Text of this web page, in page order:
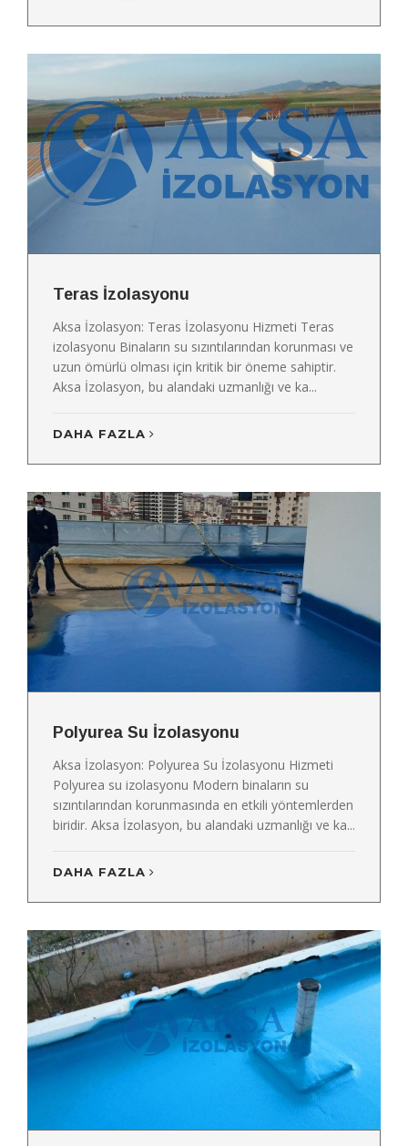
Teras İzolasyonu
Aksa İzolasyon: Teras İzolasyonu Hizmeti Teras
izolasyonu Binaların su sızıntılarından korunması ve
uzun ömürlü olması için kritik bir öneme sahiptir.
Aksa İzolasyon, bu alandaki uzmanlığı ve ka...
DAHA FAZLA
Polyurea Su İzolasyonu
Aksa İzolasyon: Polyurea Su İzolasyonu Hizmeti
Polyurea su izolasyonu Modern binaların su
sızıntılarından korunmasında en etkili yöntemlerden
biridir. Aksa İzolasyon, bu alandaki uzmanlığı ve ka...
DAHA FAZLA